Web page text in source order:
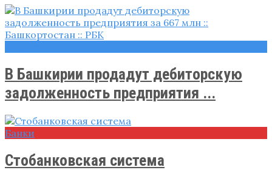
В Башкирии продадут дебиторскую
задолженность предприятия ...
Банки
Стобанковская система